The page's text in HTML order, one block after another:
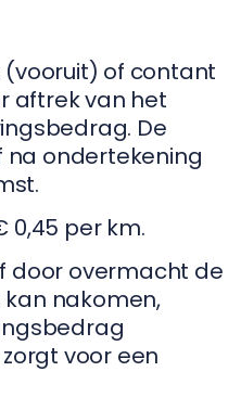
of contant
aftrek van het
De
na ondertekening
0,45 per km.
door overmacht de
nakomen,
voor een